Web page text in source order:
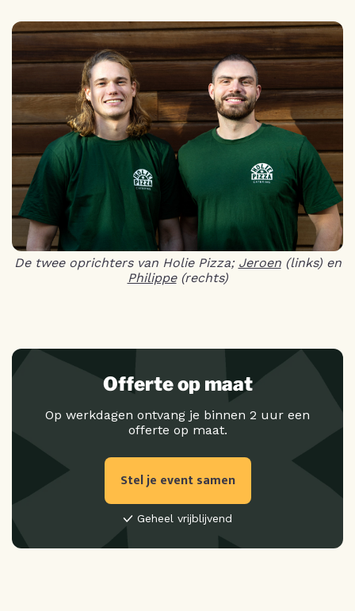
De twee oprichters van Holie Pizza; Jeroen(links) en
Philippe(rechts)
Offerte op maat
Op werkdagen ontvang je binnen 2 uur een
offerte op maat.
Stel je event samen
Geheel vrijblijvend